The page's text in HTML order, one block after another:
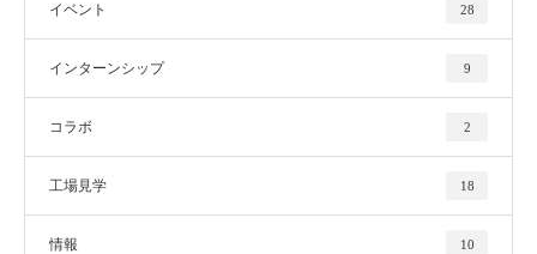
イベント 28
インターンシップ 9
コラボ 2
工場見学 18
情報 10